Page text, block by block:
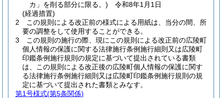
カ」を削る部分に限る。) 令和8年1月1日
(経過措置)
2
この規則による改正前の様式による用紙は、当分の間、所
要の調整をして使用することができる。
3
この規則の施行の際、現にこの規則による改正前の広陵町
個人情報の保護に関する法律施行条例施行細則又は広陵町
印鑑条例施行規則の規定に基づいて提出されている書類
は、この規則による改正後の広陵町個人情報の保護に関す
る法律施行条例施行細則又は広陵町印鑑条例施行規則の規
定に基づいて提出された書類とみなす。
第1号様式(第5条関係)